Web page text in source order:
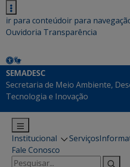
ir para conteúdoir para
Ouvidoria Transparência
SEMADESC
Secretaria de Meio Ambiente,
Tecnologia e Inovação
Institucional Serviços
Fale Conosco
Pesquisar